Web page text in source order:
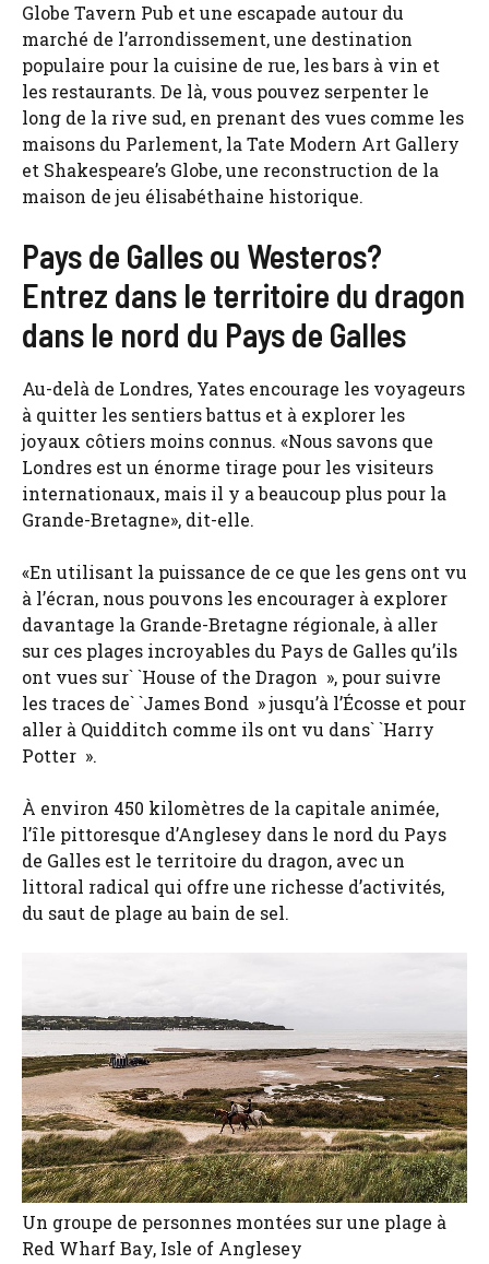
Globe Tavern Pub et une escapade autour du
marché de l’arrondissement, une destination
populaire pour la cuisine de rue, les bars à vin et
les restaurants. De là, vous pouvez serpenter le
long de la rive sud, en prenant des vues comme les
maisons du Parlement, la Tate Modern Art Gallery
et Shakespeare’s Globe, une reconstruction de la
maison de jeu élisabéthaine historique.
Pays de Galles ou Westeros?
Entrez dans le territoire du dragon
dans le nord du Pays de Galles
Au-delà de Londres, Yates encourage les voyageurs
à quitter les sentiers battus et à explorer les
joyaux côtiers moins connus. «Nous savons que
Londres est un énorme tirage pour les visiteurs
internationaux, mais il y a beaucoup plus pour la
Grande-Bretagne», dit-elle.
«En utilisant la puissance de ce que les gens ont vu
à l’écran, nous pouvons les encourager à explorer
davantage la Grande-Bretagne régionale, à aller
sur ces plages incroyables du Pays de Galles qu’ils
ont vues sur` `House of the Dragon », pour suivre
les traces de` `James Bond » jusqu’à l’Écosse et pour
aller à Quidditch comme ils ont vu dans` `Harry
Potter ».
À environ 450 kilomètres de la capitale animée,
l’île pittoresque d’Anglesey dans le nord du Pays
de Galles est le territoire du dragon, avec un
littoral radical qui offre une richesse d’activités,
du saut de plage au bain de sel.
Un groupe de personnes montées sur une plage à
Red Wharf Bay, Isle of Anglesey